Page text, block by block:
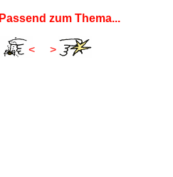
Passend zum Thema...
< >